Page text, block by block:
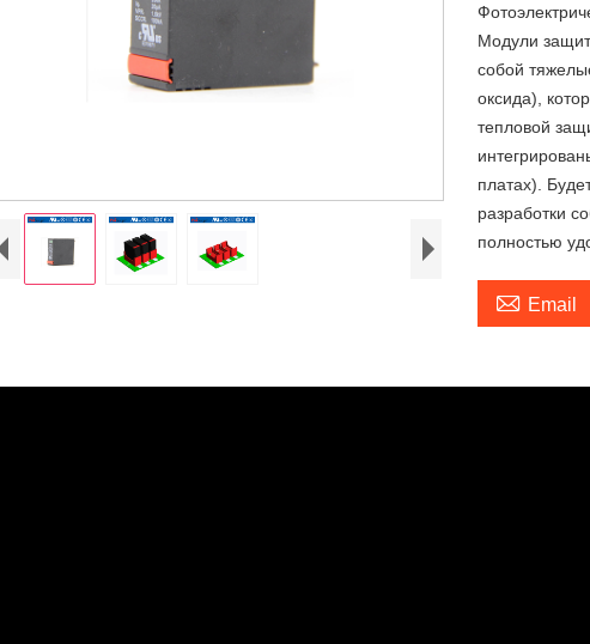
Модули
собой
оксида),
тепловой
платах).
разработки
полностью
 Email